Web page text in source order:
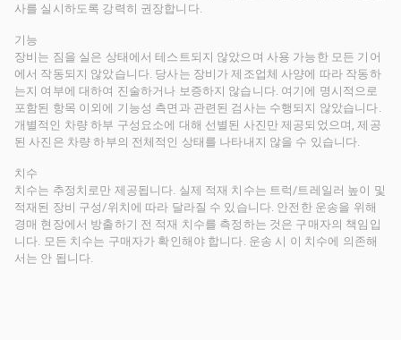
사를 실시하도록 강력히 권장합니다.
기능
장비는 짐을 실은 상태에서 테스트되지 않았으며 사용 가능한 모든 기어
에서 작동되지 않았습니다. 당사는 장비가 제조업체 사양에 따라 작동하
는지 여부에 대하여 진술하거나 보증하지 않습니다. 여기에 명시적으로
포함된 항목 이외에 기능성 측면과 관련된 검사는 수행되지 않았습니다.
개별적인 차량 하부 구성요소에 대해 선별된 사진만 제공되었으며, 제공
된 사진은 차량 하부의 전체적인 상태를 나타내지 않을 수 있습니다.
치수
치수는 추정치로만 제공됩니다. 실제 적재 치수는 트럭/트레일러 높이 및
적재된 장비 구성/위치에 따라 달라질 수 있습니다. 안전한 운송을 위해
경매 현장에서 방출하기 전 적재 치수를 측정하는 것은 구매자의 책임입
니다. 모든 치수는 구매자가 확인해야 합니다. 운송 시 이 치수에 의존해
서는 안 됩니다.